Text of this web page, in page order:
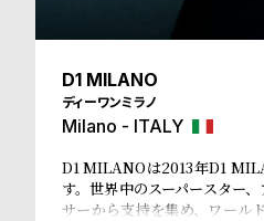
D1 MILANO
ディーワンミラノ
Milano - ITALY
D1 MILANOは2013年D1
す。世界中のスーパースター
サーから支持を集め、ワール